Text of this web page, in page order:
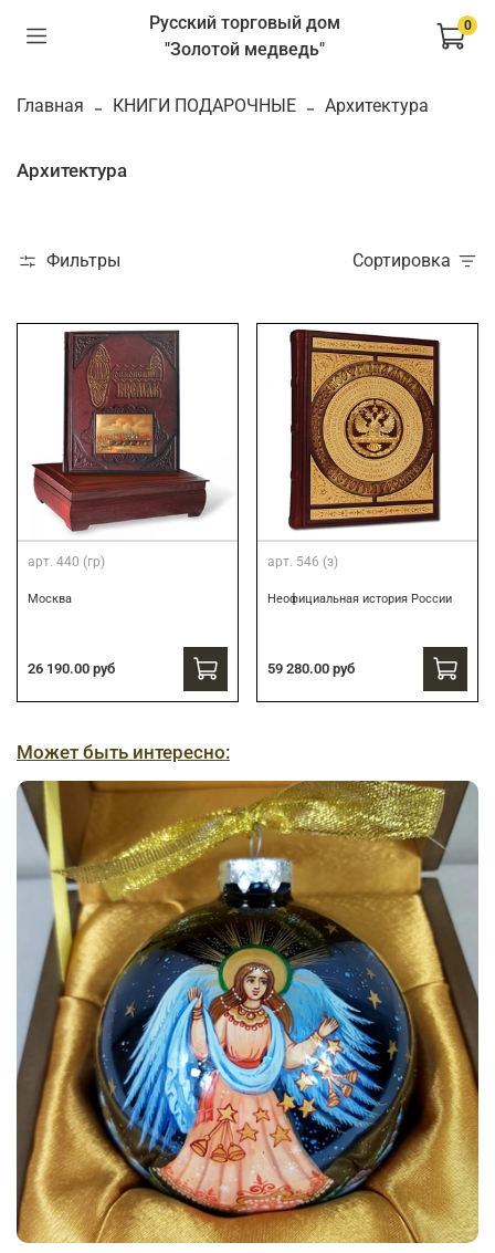
Русский торговый дом
"Золотой медведь"
0
Главная КНИГИ ПОДАРОЧНЫЕ Архитектура
Архитектура
Фильтры Сортировка
арт. 440 (гр)
Москва
26 190.00 руб
арт. 546 (з)
Неофициальная история России
59 280.00 руб
Может быть интересно: